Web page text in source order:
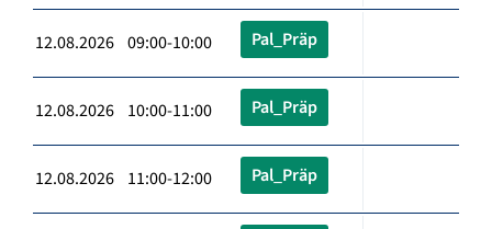
12.08.2026 09:00-10:00 Pal_Präp
12.08.2026 10:00-11:00 Pal_Präp
12.08.2026 11:00-12:00 Pal_Präp